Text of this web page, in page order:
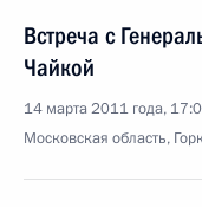
Встреча с
Чайкой
14 марта 2011 года,
Московская область,